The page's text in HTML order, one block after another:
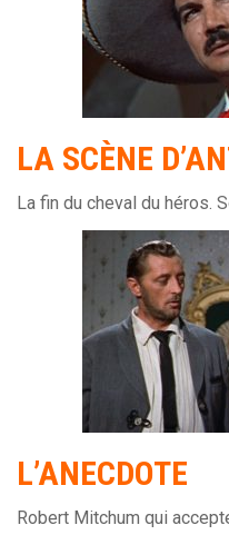
LA SCÈNE
La fin du cheval du héros.
L’ANECDOTE
Robert Mitchum qui